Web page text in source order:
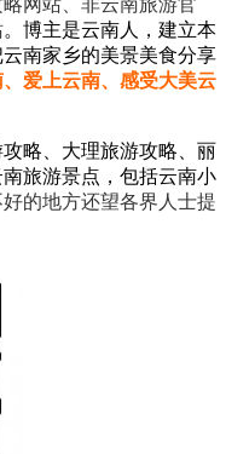
。 博主是云南人，建立本
南家乡的美景美食分享
爱上云南、感受大美云
略、大理旅游攻略、丽
旅游景点，包括云南小
的地方还望各界人士提